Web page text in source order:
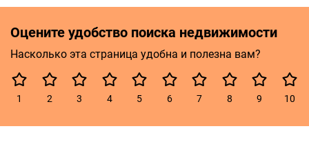
Оцените удобство поиска недвижимости
Насколько эта страница удобна и полезна вам?